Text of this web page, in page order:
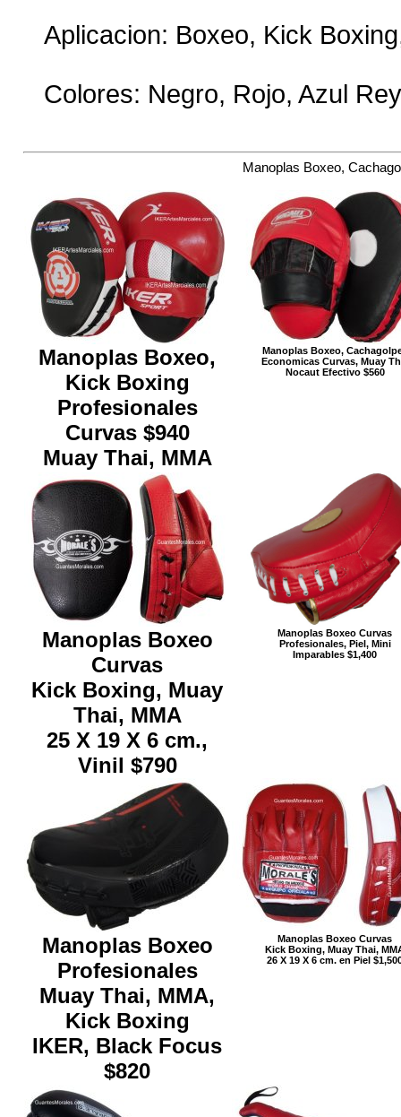
Aplicacion: Boxeo, Kick
Colores: Negro, Rojo, Azul Rey
Manoplas Boxeo,
Manoplas Boxeo,
Kick Boxing
Profesionales
Curvas $940
Muay Thai, MMA
Manoplas Boxeo,
Economicas Curvas, Muay
Nocaut Efectivo $560
Manoplas Boxeo
Curvas
Kick Boxing, Muay
Thai, MMA
25 X 19 X 6 cm.,
Vinil $790
Manoplas Boxeo Curvas
Profesionales, Piel, Mini
Imparables $1,400
Manoplas Boxeo
Profesionales
Muay Thai, MMA,
Kick Boxing
IKER, Black Focus
$820
Manoplas Boxeo Curvas
Kick Boxing, Muay Thai,
26 X 19 X 6 cm. en Piel